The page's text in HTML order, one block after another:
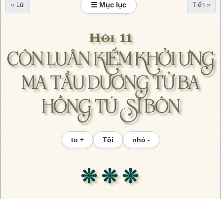
« Lùi ☰ Mục lục Tiến »
Hồi 11
CÔN LUÂN KIẾM KHỞI ƯNG
MA TẨU DƯƠNG TỬ BA
HỒNG TÚ SĨ BÔN
to + Tối nhỏ -
❊ ❊ ❊